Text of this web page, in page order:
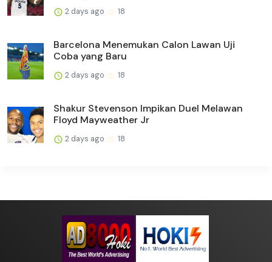
2 days ago 18
Barcelona Menemukan Calon Lawan Uji
Coba yang Baru
2 days ago 18
Shakur Stevenson Impikan Duel Melawan
Floyd Mayweather Jr
2 days ago 18